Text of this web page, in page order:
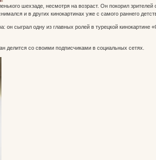
шехзаде, несмотря на возраст. Он покорил
и в других кинокартинах уже с самого раннего
он сыграл одну из главных ролей в турецкой
делится со своими подписчиками в социальных сетях.